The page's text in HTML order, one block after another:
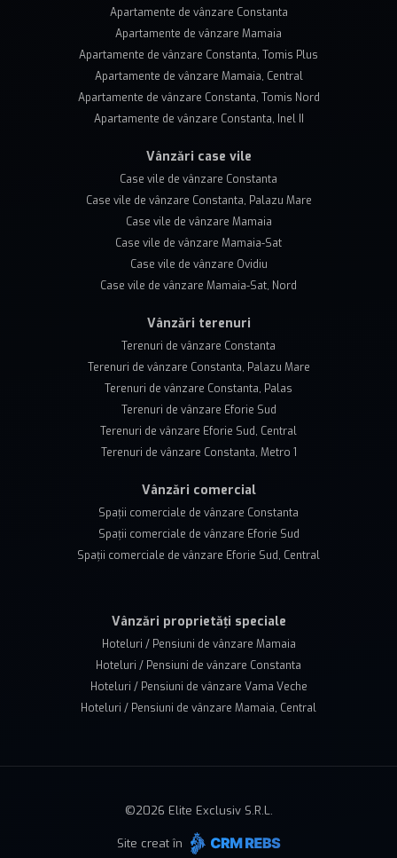
Apartamente de vânzare Constanta
Apartamente de vânzare Mamaia
Apartamente de vânzare Constanta, Tomis Plus
Apartamente de vânzare Mamaia, Central
Apartamente de vânzare Constanta, Tomis Nord
Apartamente de vânzare Constanta, Inel II
Vânzări case vile
Case vile de vânzare Constanta
Case vile de vânzare Constanta, Palazu Mare
Case vile de vânzare Mamaia
Case vile de vânzare Mamaia-Sat
Case vile de vânzare Ovidiu
Case vile de vânzare Mamaia-Sat, Nord
Vânzări terenuri
Terenuri de vânzare Constanta
Terenuri de vânzare Constanta, Palazu Mare
Terenuri de vânzare Constanta, Palas
Terenuri de vânzare Eforie Sud
Terenuri de vânzare Eforie Sud, Central
Terenuri de vânzare Constanta, Metro 1
Vânzări comercial
Spații comerciale de vânzare Constanta
Spații comerciale de vânzare Eforie Sud
Spații comerciale de vânzare Eforie Sud, Central
Vânzări proprietăți speciale
Hoteluri / Pensiuni de vânzare Mamaia
Hoteluri / Pensiuni de vânzare Constanta
Hoteluri / Pensiuni de vânzare Vama Veche
Hoteluri / Pensiuni de vânzare Mamaia, Central
©2026 Elite Exclusiv S.R.L.
Site creat în